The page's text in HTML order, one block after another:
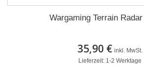
Wargaming Terrain
35,90 € inkl. MwSt.
Lieferzeit: 1-2 Werktage